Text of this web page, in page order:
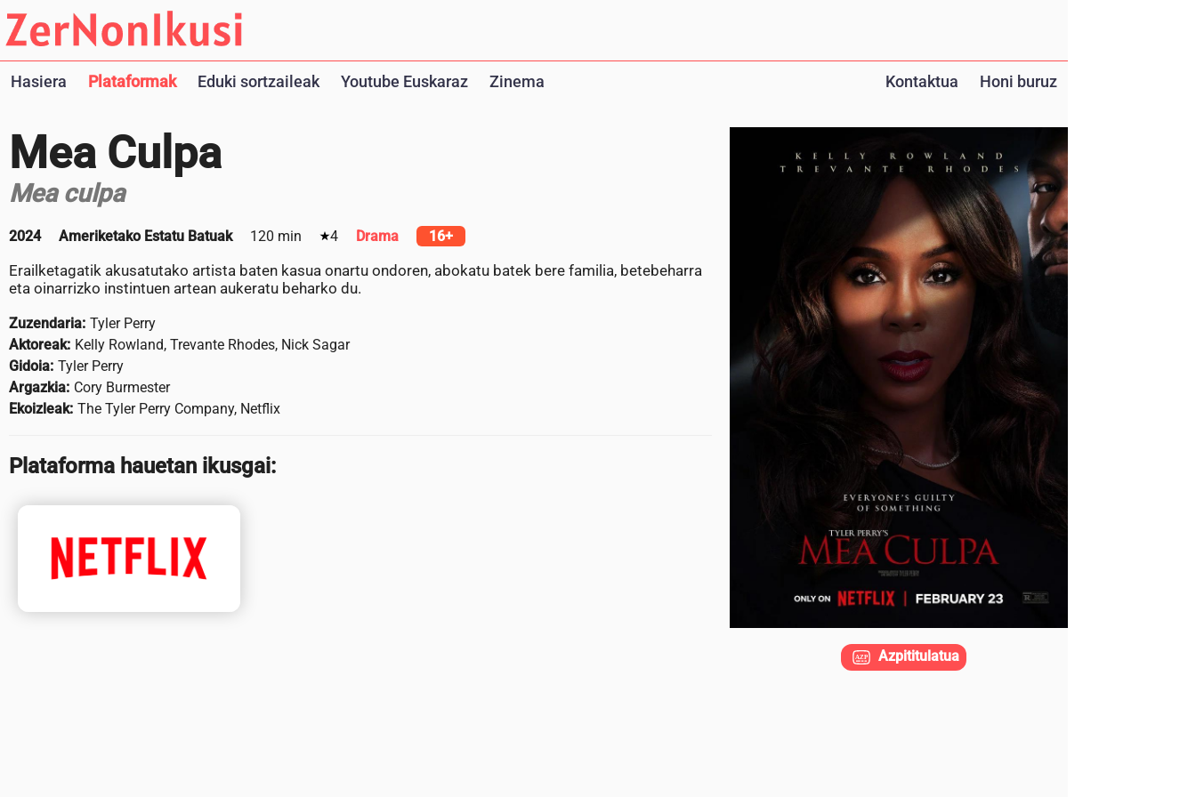
Hasiera Plataformak Eduki sortzaileak Youtube Euskaraz Zinema Kontaktua Honi buruz
Mea Culpa
Mea culpa
2024 Ameriketako Estatu Batuak 120 min 4 Drama 16+
Erailketagatik akusatutako artista baten kasua onartu ondoren, abokatu batek bere familia, betebeharra
eta oinarrizko instintuen artean aukeratu beharko du.
Zuzendaria: Tyler Perry
Aktoreak: Kelly Rowland, Trevante Rhodes, Nick Sagar
Gidoia: Tyler Perry
Argazkia: Cory Burmester
Ekoizleak: The Tyler Perry Company, Netflix
Plataforma hauetan ikusgai:
Azpititulatua